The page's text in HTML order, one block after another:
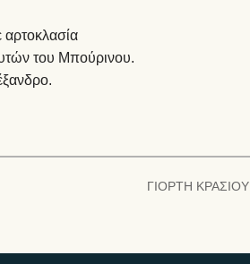
του Μπούρινου.
ΓΙΟΡΤΗ ΚΡΑΣΙΟΥ